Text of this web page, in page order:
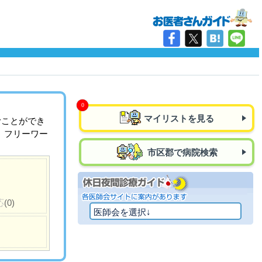
とができ
フリーワー
(0)
マイリストを見る
市区郡で病院検索